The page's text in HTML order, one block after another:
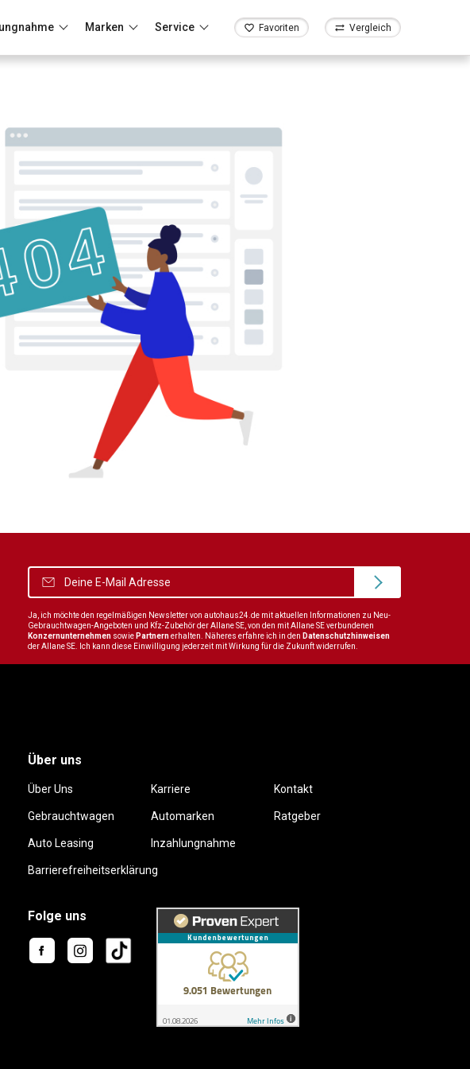
Marken Service Favoriten Vergleich
Ja, ich möchte den regelmäßigen Newsletter von autohaus24.de mit aktuellen Informationen zu Neu-
Gebrauchtwagen-Angeboten und Kfz-Zubehör der Allane SE, von den mit Allane SE verbundenen
Konzernunternehmen sowie Partnernerhalten. Näheres erfahre ich in den Datenschutzhinweisen
der Allane SE. Ich kann diese Einwilligung jederzeit mit Wirkung für die Zukunft widerrufen.
Über uns
Über Uns Karriere Kontakt
Gebrauchtwagen Automarken Ratgeber
Auto Leasing Inzahlungnahme
Barrierefreiheitserklärung
Folge uns